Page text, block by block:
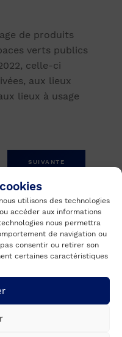
utilisons des technologies
accéder aux informations
nous permettra
de navigation ou
consentir ou retirer son
certaines caractéristiques
de produits
verts publics
celle-ci
aux lieux
lieux à usage
SUIVANTE